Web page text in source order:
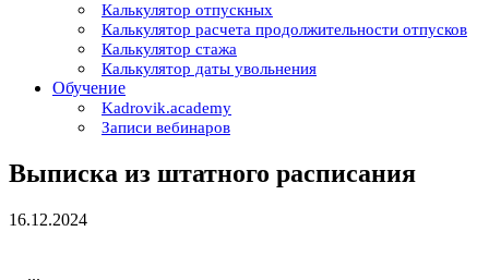
Калькулятор отпускных
Калькулятор расчета продолжительности отпусков
Калькулятор стажа
Калькулятор даты увольнения
Обучение
Kadrovik.academy
Записи вебинаров
Выписка из штатного расписания
16.12.2024
...